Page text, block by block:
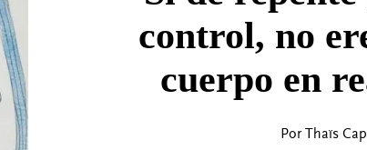
control, no
cuerpo en
Por Thaïs